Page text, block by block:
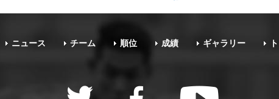
ニュース チーム 順位 成績 ギャラリー